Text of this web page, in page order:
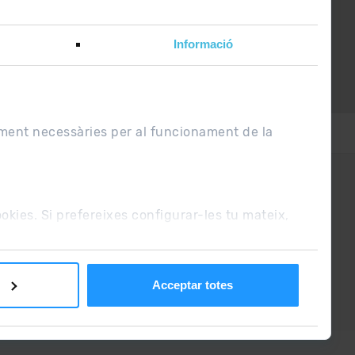
Informació
necessàries per al funcionament de la
Si prefereixes configurar-les tu mateix,
Acceptar totes
2019
ADEQUADA